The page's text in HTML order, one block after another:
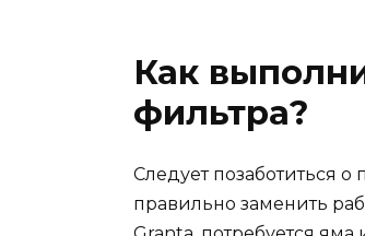
Как
фильтра?
Следует позаботиться
правильно заменить